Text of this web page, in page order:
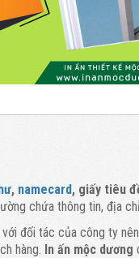
, namecard, giấy tiêu
chứa thông tin, địa
đối tác của công ty
hàng. In ấn mộc dương